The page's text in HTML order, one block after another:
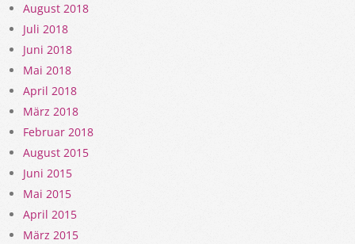
August 2018
Juli 2018
Juni 2018
Mai 2018
April 2018
März 2018
Februar 2018
August 2015
Juni 2015
Mai 2015
April 2015
März 2015